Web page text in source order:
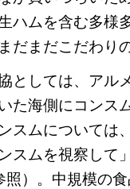
ハムを含む多様
だまだこだわり
としては、アル
た海側にコンス
スムについては
スムを視察して
照）。中規模の